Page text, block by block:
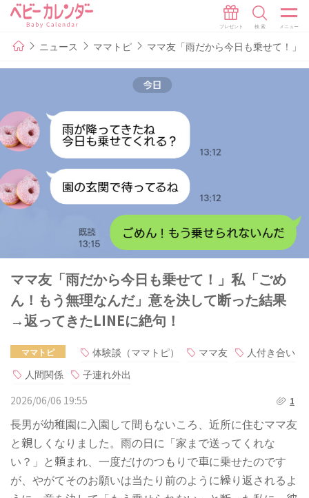
ニュース ママトピ ママ友「雨だから今日も乗せて！
ママ友「雨だから今日も乗せて！」私「ごめ
ん！もう無理なんだ」意を決して断った結果
→返ってきたLINEに絶句！
ママトピ 体験談（ママトピ） ママ友
人付き合い
人間関係
子連れ外出
2026/06/06 19:55
1
長男が幼稚園に入園して間もないころ、近所に住むママ友
と親しくなりました。雨の日に「家まで送ってくれな
い？」と頼まれ、一度だけのつもりで車に乗せたのです
が、やがてそのお願いは当たり前のように繰り返されるよ